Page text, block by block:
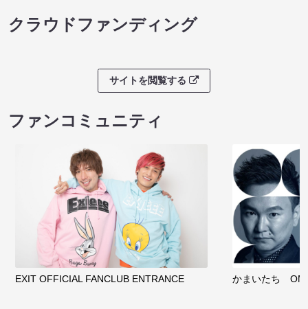
クラウドファンディング
サイトを閲覧する
ファンコミュニティ
EXIT OFFICIAL FANCLUB ENTRANCE かまいたち